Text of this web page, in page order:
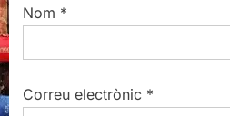
Nom *
Correu electrònic *